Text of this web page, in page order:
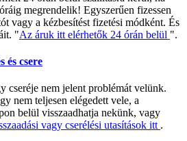
megrendelik! Egyszerűen fizessen
vagy a kézbesítést fizetési módként. És
"Az áruk itt elérhetők 24 órán belül ".
és csere
cseréje nem jelent problémát velünk.
nem teljesen elégedett vele, a
belül visszaadhatja nekünk, vagy
vagy cserélési utasítások itt .